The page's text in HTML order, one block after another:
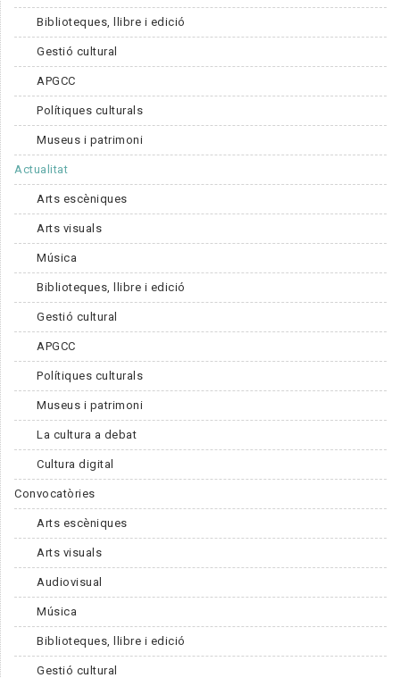
Biblioteques, llibre i edició
Gestió cultural
APGCC
Polítiques culturals
Museus i patrimoni
Actualitat
Arts escèniques
Arts visuals
Música
Biblioteques, llibre i edició
Gestió cultural
APGCC
Polítiques culturals
Museus i patrimoni
La cultura a debat
Cultura digital
Convocatòries
Arts escèniques
Arts visuals
Audiovisual
Música
Biblioteques, llibre i edició
Gestió cultural